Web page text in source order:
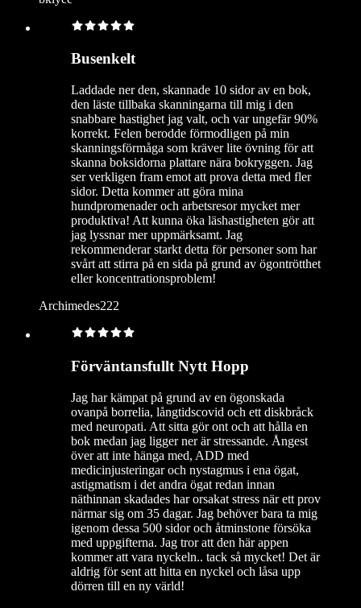
Busenkelt
Laddade ner den, skannade 10 sidor av en bok,
den läste tillbaka skanningarna till mig i den
snabbare hastighet jag valt, och var ungefär 90%
korrekt. Felen berodde förmodligen på min
skanningsförmåga som kräver lite övning för att
skanna boksidorna plattare nära bokryggen. Jag
ser verkligen fram emot att prova detta med fler
sidor. Detta kommer att göra mina
hundpromenader och arbetsresor mycket mer
produktiva! Att kunna öka läshastigheten gör att
jag lyssnar mer uppmärksamt. Jag
rekommenderar starkt detta för personer som har
svårt att stirra på en sida på grund av ögontrötthet
eller koncentrationsproblem!
Archimedes222
Förväntansfullt Nytt Hopp
Jag har kämpat på grund av en ögonskada
ovanpå borrelia, långtidscovid och ett diskbråck
med neuropati. Att sitta gör ont och att hålla en
bok medan jag ligger ner är stressande. Ångest
över att inte hänga med, ADD med
medicinjusteringar och nystagmus i ena ögat,
astigmatism i det andra ögat redan innan
näthinnan skadades har orsakat stress när ett prov
närmar sig om 35 dagar. Jag behöver bara ta mig
igenom dessa 500 sidor och åtminstone försöka
med uppgifterna. Jag tror att den här appen
kommer att vara nyckeln.. tack så mycket! Det är
aldrig för sent att hitta en nyckel och låsa upp
dörren till en ny värld!